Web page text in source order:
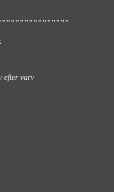
efter varv